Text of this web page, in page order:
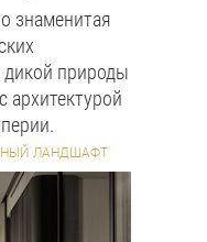
знаменитая
дикой природы
архитектурой
ЛАНДШАФТ